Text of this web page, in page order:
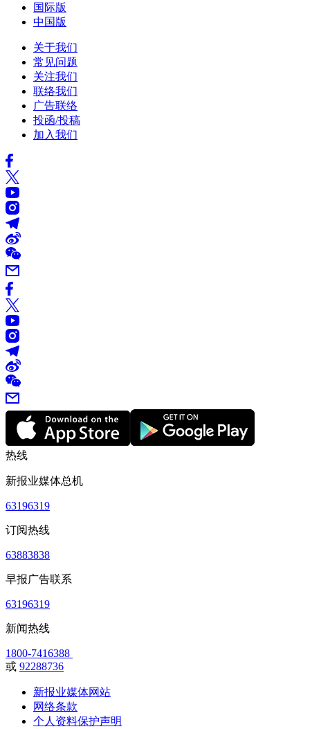
国际版
中国版
关于我们
常见问题
关注我们
联络我们
广告联络
投函/投稿
加入我们
热线
新报业媒体总机
63196319
订阅热线
63883838
早报广告联系
63196319
新闻热线
1800-7416388
或 92288736
新报业媒体网站
网络条款
个人资料保护声明